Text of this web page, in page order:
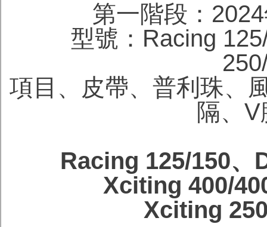
第一階段：
型號：Racing
項目、皮帶、普利珠、
隔、
Racing 125/150
Xciting 400/
Xciting